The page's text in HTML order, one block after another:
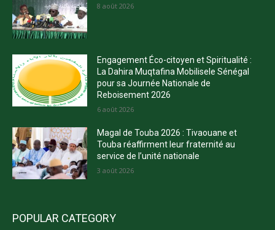
8 août 2026
Engagement Éco-citoyen et Spiritualité :
La Dahira Muqtafina Mobilisele Sénégal
pour sa Journée Nationale de
Reboisement 2026
6 août 2026
Magal de Touba 2026 : Tivaouane et
Touba réaffirment leur fraternité au
service de l’unité nationale
3 août 2026
POPULAR CATEGORY